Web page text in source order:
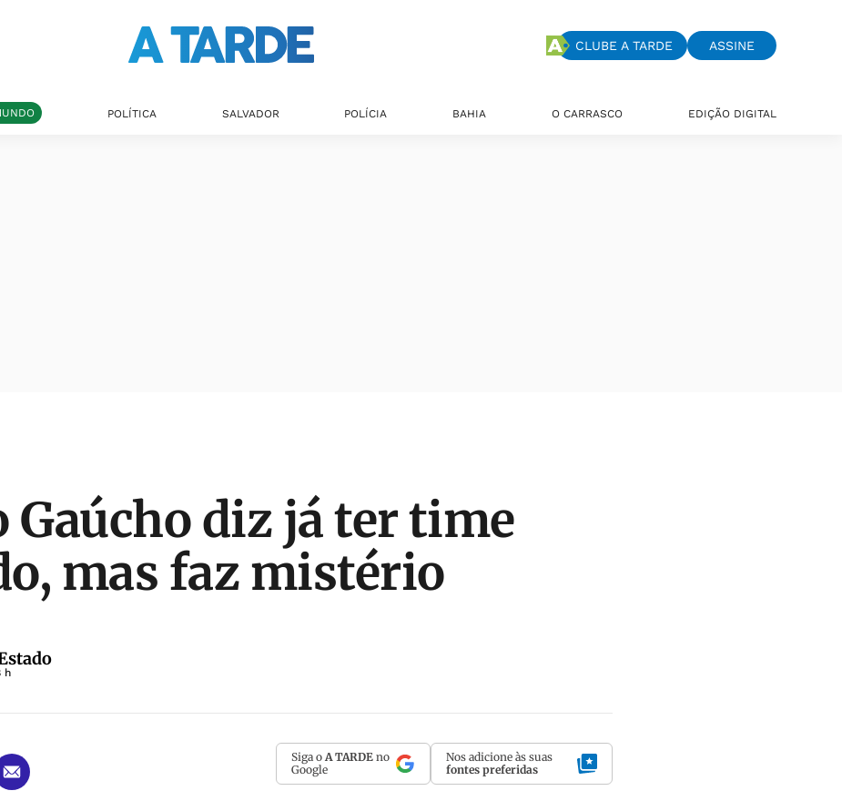
CLUBE A TARDE ASSINE
POLÍTICA SALVADOR POLÍCIA BAHIA O CARRASCO EDIÇÃO DIGITAL
Gaúcho diz já ter time
mas faz mistério
h
Siga o A TARDE no
Google
Nos adicione às suas
fontes preferidas